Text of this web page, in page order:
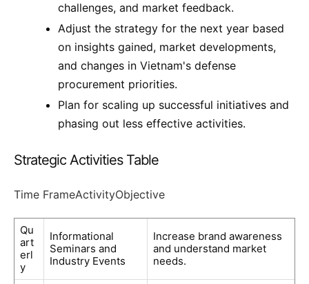
challenges, and market feedback.
Adjust the strategy for the next year based
on insights gained, market developments,
and changes in Vietnam's defense
procurement priorities.
Plan for scaling up successful initiatives and
phasing out less effective activities.
Strategic Activities Table
Time FrameActivityObjective
Qu
art
erl
y
Informational
Seminars and
Industry Events
Increase brand awareness
and understand market
needs.